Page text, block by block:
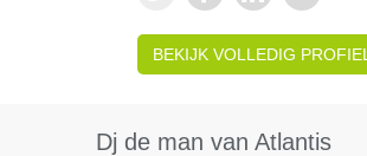
BEKIJK VOLLEDIG PROFIEL
Dj de man van Atlantis